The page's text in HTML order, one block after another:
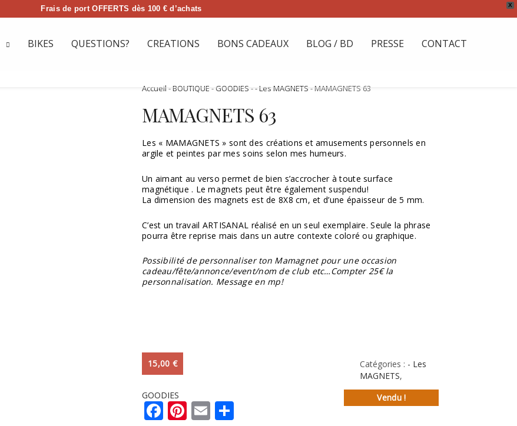
X
Frais de port OFFERTS dès 100 € d’achats
BIKES QUESTIONS? CREATIONS BONS CADEAUX BLOG / BD PRESSE CONTACT
Accueil -BOUTIQUE -GOODIES -- Les MAGNETS - MAMAGNETS 63
MAMAGNETS 63
Les « MAMAGNETS » sont des créations et amusements personnels en
argile et peintes par mes soins selon mes humeurs.
Un aimant au verso permet de bien s’accrocher à toute surface
magnétique . Le magnets peut être également suspendu!
La dimension des magnets est de 8X8 cm, et d’une épaisseur de 5 mm.
C’est un travail ARTISANAL réalisé en un seul exemplaire. Seule la phrase
pourra être reprise mais dans un autre contexte coloré ou graphique.
Possibilité de personnaliser ton Mamagnet pour une occasion
cadeau/fête/annonce/event/nom de club etc…Compter 25€ la
personnalisation. Message en mp!
15,00 €
Vendu !
Catégories : - Les
MAGNETS,
GOODIES
Facebook
Pinterest
Email